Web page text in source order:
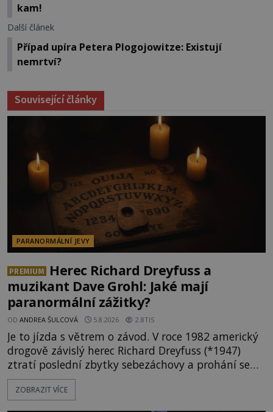
kam!
Další článek
Případ upíra Petera Plogojowitze: Existují
nemrtví?
Související články
PARANORMÁLNÍ JEVY
PREMIUM
Herec Richard Dreyfuss a
muzikant Dave Grohl: Jaké mají
paranormální zážitky?
OD ANDREA ŠULCOVÁ 5.8.2026 2.8TIS
Je to jízda s větrem o závod. V roce 1982 americký
drogově závislý herec Richard Dreyfuss (*1947)
ztratí poslední zbytky sebezáchovy a prohání se
po silnicích ve svém mercedesu jako utržený ze
řetězu. Vše vyvrcholí katastrofou, když to Dreyfuss
ZOBRAZIT VÍCE